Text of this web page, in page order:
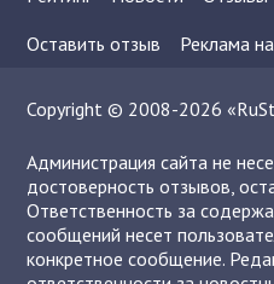
Оставить отзыв
Реклама
Copyright © 2008-2026
Администрация сайта не
достоверность отзывов,
Ответственность за
сообщений несет
конкретное сообщение.